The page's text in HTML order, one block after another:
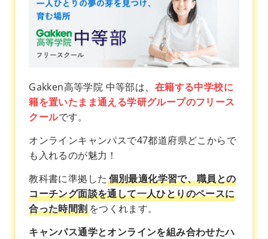
Gakken高等学院 中等部は、 在籍する中学校に
籍を置いたまま通える学研グループのフリース
クールです。
オンラインキャンパスで47都道府県どこからで
も入れるのが魅力！
教科書に準拠した 個別最適化学習で、職員との
コーチング面談を通して一人ひとりのペースに
合った時間割をつくれます。
キャンパス通学とオンラインを組み合わせたハ